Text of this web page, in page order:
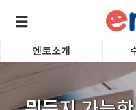
학습도우미 G1
엔토소개